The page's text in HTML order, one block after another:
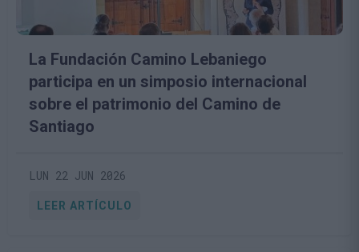
La Fundación Camino Lebaniego
participa en un simposio internacional
sobre el patrimonio del Camino de
Santiago
LUN 22 JUN 2026
LEER ARTÍCULO